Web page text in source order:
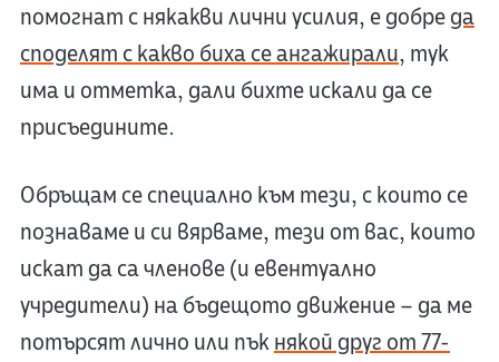
помогнат с някакви лични усилия, е добреда
споделят с какво биха се ангажирали, тук
има и отметка, дали бихте искали да се
присъедините.
Обръщам се специално към тези, с които се
познаваме и си вярваме, тези от вас, които
искат да са членове (и евентуално
учредители) на бъдещото движение – да ме
потърсят лично или пъкнякой друг от 77-